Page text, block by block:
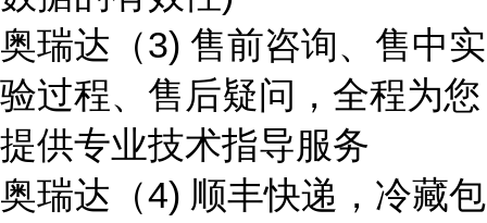
奥瑞达（3) 售前咨询、售中实
验过程、售后疑问，全程为您
提供专业技术指导服务
奥瑞达（4) 顺丰快递，冷藏包